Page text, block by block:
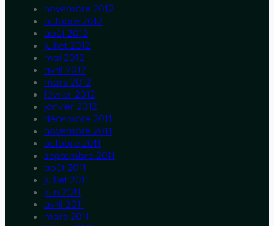
novembre 2012
octobre 2012
août 2012
juillet 2012
mai 2012
avril 2012
mars 2012
février 2012
janvier 2012
décembre 2011
novembre 2011
octobre 2011
septembre 2011
août 2011
juillet 2011
juin 2011
avril 2011
mars 2011